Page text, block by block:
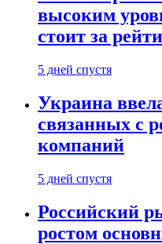
высоким
стоит за
5 дней спустя
Украина
связанных с
компаний
5 дней спустя
Российский
ростом